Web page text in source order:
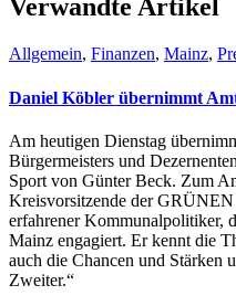
Verwandte Artikel
Allgemein, Finanzen, Mainz,
Daniel Köbler übernimmt
Am heutigen Dienstag
Bürgermeisters und
Sport von Günter Beck. Zum
Kreisvorsitzende der
erfahrener Kommunalpolitiker,
Mainz engagiert. Er kennt die
auch die Chancen und Stärken
Zweiter.“